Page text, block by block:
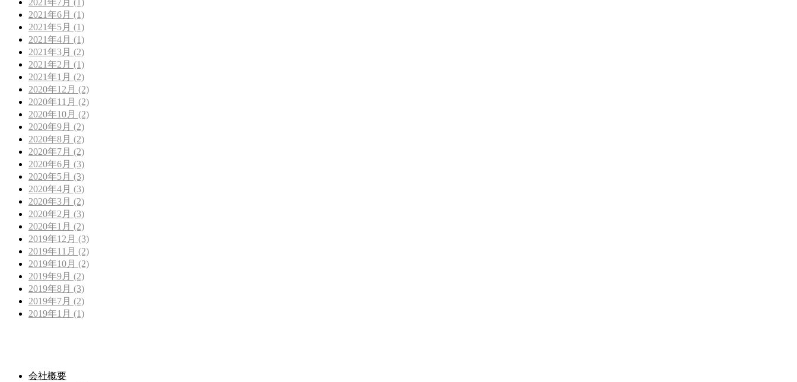
2021年6月 (1)
2021年5月 (1)
2021年4月 (1)
2021年3月 (2)
2021年2月 (1)
2021年1月 (2)
2020年12月 (2)
2020年11月 (2)
2020年10月 (2)
2020年9月 (2)
2020年8月 (2)
2020年7月 (2)
2020年6月 (3)
2020年5月 (3)
2020年4月 (3)
2020年3月 (2)
2020年2月 (3)
2020年1月 (2)
2019年12月 (3)
2019年11月 (2)
2019年10月 (2)
2019年9月 (2)
2019年8月 (3)
2019年7月 (2)
2019年1月 (1)
会社概要